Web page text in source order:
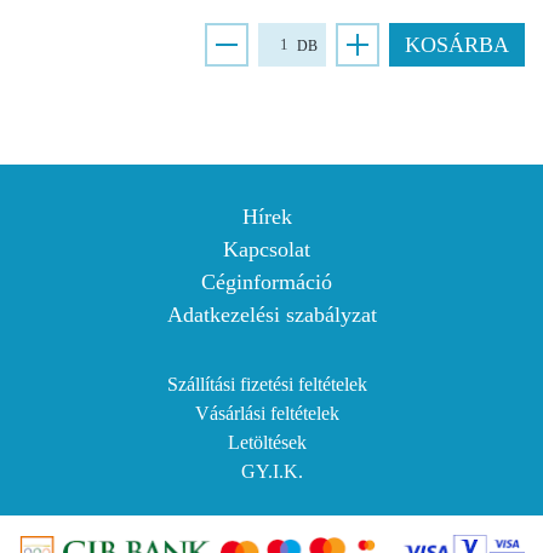
DB KOSÁRBA
Hírek
Kapcsolat
Céginformáció
Adatkezelési szabályzat
Szállítási fizetési feltételek
Vásárlási feltételek
Letöltések
GY.I.K.